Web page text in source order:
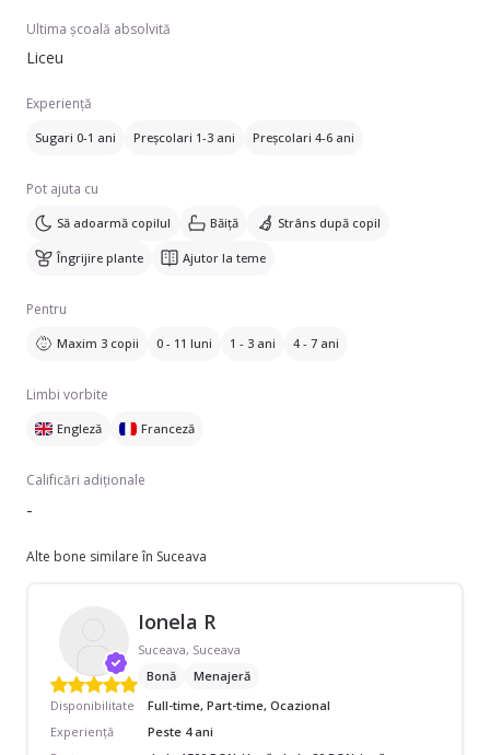
Ultima școală absolvită
Liceu
Experiență
Sugari 0-1 ani Preșcolari 1-3 ani Preșcolari 4-6 ani
Pot ajuta cu
Să adoarmă copilul Băiță Strâns după copil
Îngrijire plante Ajutor la teme
Pentru
Maxim 3 copii 0 - 11 luni 1 - 3 ani 4 - 7 ani
Limbi vorbite
Engleză Franceză
Calificări adiționale
-
Alte bone similare în Suceava
Ionela R
Suceava, Suceava
Bonă
Menajeră
Disponibilitate
Full-time, Part-time, Ocazional
Experiență
Peste 4 ani